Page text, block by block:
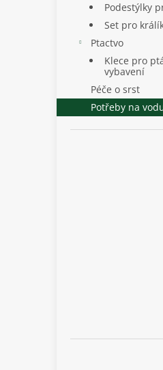
Podestýlky
Set pro
Ptactvo
Klece pro
vybavení
Péče o srst
Potřeby na